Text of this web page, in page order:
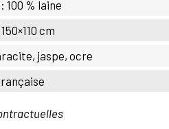
100 % laine
cm
jaspe, ocre